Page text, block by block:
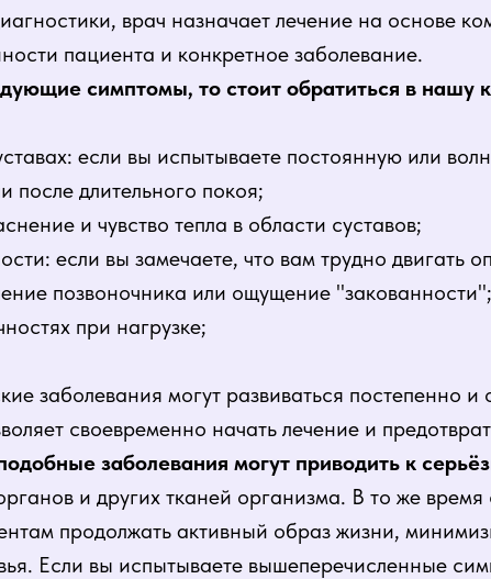
врач назначает лечение на основе
пациента и конкретное заболевание.
симптомы, то стоит обратиться в нашу
если вы испытываете постоянную или
после длительного покоя;
и чувство тепла в области суставов;
если вы замечаете, что вам трудно двигать
позвоночника или ощущение "закованности";
при нагрузке;
заболевания могут развиваться постепенно
своевременно начать лечение и
заболевания могут приводить к
и других тканей организма. В то же
продолжать активный образ жизни,
Если вы испытываете вышеперечисленные